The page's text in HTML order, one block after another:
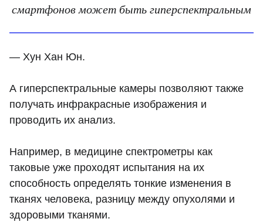
смартфонов может быть гиперспектральным
— Хун Хан Юн.
А гиперспектральные камеры позволяют также
получать инфракрасные изображения и
проводить их анализ.
Например, в медицине спектрометры как
таковые уже проходят испытания на их
способность определять тонкие изменения в
тканях человека, разницу между опухолями и
здоровыми тканями.